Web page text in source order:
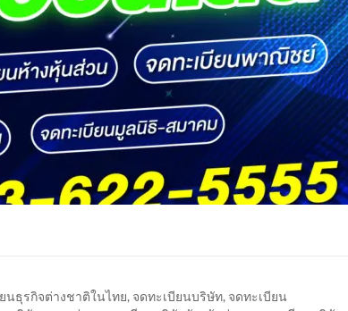
นธุรกิจต่างชาติในไทย, จดทะเบียนบริษัท, จดทะเบียน